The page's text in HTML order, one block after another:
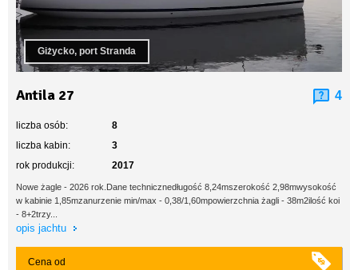
Giżycko, port Stranda
Antila 27 4
liczba osób:
8
liczba kabin:
3
rok produkcji:
2017
Nowe żagle - 2026 rok.Dane technicznedługość 8,24mszerokość 2,98mwysokość
w kabinie 1,85mzanurzenie min/max - 0,38/1,60mpowierzchnia żagli - 38m2ilość koi
- 8+2trzy...
opis jachtu
Cena od